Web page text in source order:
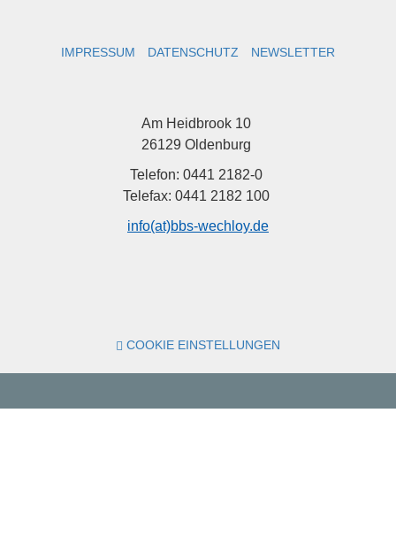
IMPRESSUM DATENSCHUTZ NEWSLETTER
Am Heidbrook 10
26129 Oldenburg
Telefon: 0441 2182-0
Telefax: 0441 2182 100
info(at)bbs-wechloy.de
COOKIE EINSTELLUNGEN